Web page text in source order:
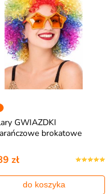
GWIAZDKI
brokatowe
zł
do koszyka